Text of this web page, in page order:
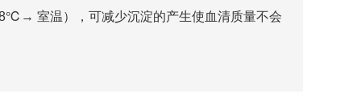
室温），可减少沉淀的产生使血清质量不会